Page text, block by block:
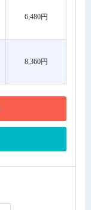
6,480円
8,360円